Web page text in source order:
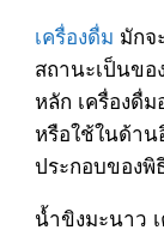
เครื่องดื่ม มักจ
สถานะเป็นขอ
หลัก เครื่องดื่
หรือใช้ในด้า
ประกอบของพิ
น้ำขิงมะนาว